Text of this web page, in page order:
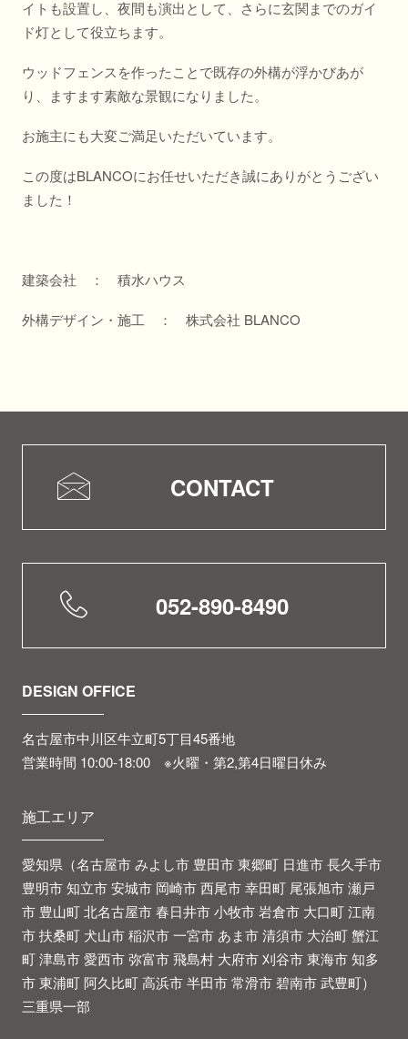
イトも設置し、夜間も演出として、さらに玄関までのガイ
ド灯として役立ちます。
ウッドフェンスを作ったことで既存の外構が浮かびあが
り、ますます素敵な景観になりました。
お施主にも大変ご満足いただいています。
この度はBLANCOにお任せいただき誠にありがとうござい
ました！
建築会社 ： 積水ハウス
外構デザイン・施工 ： 株式会社 BLANCO
CONTACT
052-890-8490
DESIGN OFFICE
名古屋市中川区牛立町5丁目45番地
営業時間 10:00-18:00 ※火曜・第2,第4日曜日休み
施工エリア
愛知県（名古屋市 みよし市 豊田市 東郷町 日進市 長久手市
豊明市 知立市 安城市 岡崎市 西尾市 幸田町 尾張旭市 瀬戸
市 豊山町 北名古屋市 春日井市 小牧市 岩倉市 大口町 江南
市 扶桑町 犬山市 稲沢市 一宮市 あま市 清須市 大治町 蟹江
町 津島市 愛西市 弥富市 飛島村 大府市 刈谷市 東海市 知多
市 東浦町 阿久比町 高浜市 半田市 常滑市 碧南市 武豊町）
三重県一部